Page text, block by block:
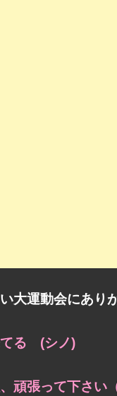
大運動会にあり
てる (シノ)
頑張って下さい